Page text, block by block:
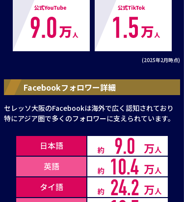
(2025年2月時点)
Facebookフォロワー詳細
セレッソ大阪のFacebookは海外で広く認知されており
特にアジア圏で多くのフォロワーに支えられています。